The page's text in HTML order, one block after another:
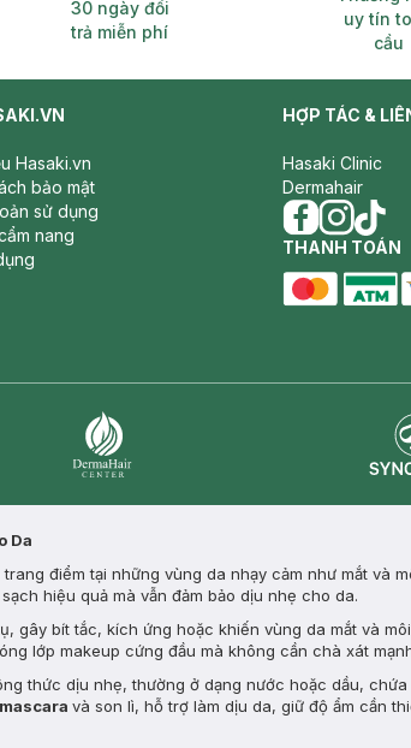
30 ngày đổi
trả miễn phí
uy tín
cầu
Hasaki.vn
bảo mật
sử dụng
nang
HỢP TÁC &
Hasaki Clinic
Dermahair
facebook
instagram
tiktok
THANH TOÁN
Da
điểm tại những vùng da nhạy cảm như mắt và
hiệu quả mà vẫn đảm bảo dịu nhẹ cho da.
bít tắc, kích ứng hoặc khiến vùng da mắt và
lớp makeup cứng đầu mà không cần chà xát
thức dịu nhẹ, thường ở dạng nước hoặc dầu,
mascara và son lì, hỗ trợ làm dịu da, giữ độ ẩm cần